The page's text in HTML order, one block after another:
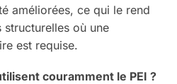
améliorées, ce qui le rend
où une
est requise.
couramment le PEI ?